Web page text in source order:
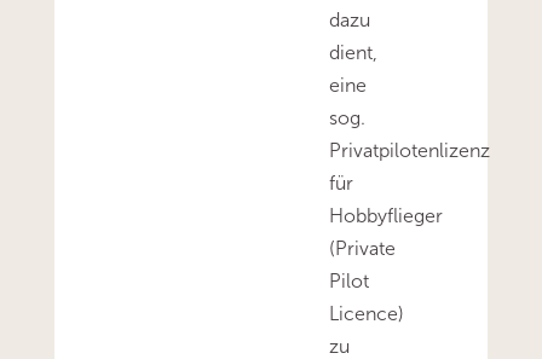
dazu
dient,
eine
sog.
Privatpilotenlizenz
für
Hobbyflieger
(Private
Pilot
Licence)
zu